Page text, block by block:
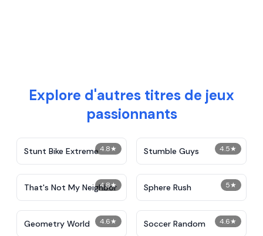
Explore d'autres titres de jeux
passionnants
4.8★
Stunt Bike Extreme 4.5★
Stumble Guys
4.8★
That's Not My Neighbor 5★
Sphere Rush
4.6★
Geometry World 4.6★
Soccer Random